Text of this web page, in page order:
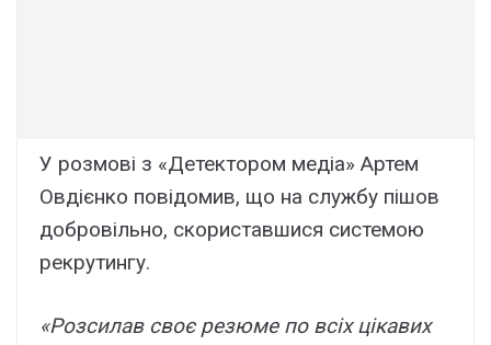
У розмові з «Детектором медіа» Артем
Овдієнко повідомив, що на службу пішов
добровільно, скориставшися системою
рекрутингу.
«Розсилав своє резюме по всіх цікавих